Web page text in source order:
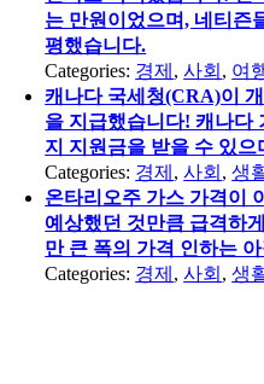
는 만원이었으며, 네티즌
평했습니다.
Categories: 경제 ,사회 , 여
캐나다 국세청(CRA)이
을 지급했습니다! 캐나다
지 지원금을 받을 수 있
Categories: 경제 ,사회 ,생
온타리오주 가스 가격이
예상했던 것만큼 급격하
만 큰 폭의 가격 인하는
Categories: 경제 ,사회 ,생